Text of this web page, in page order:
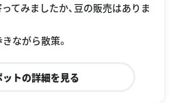
てみましたか、豆の販売はありま
ながら散策。
ットの詳細を見る